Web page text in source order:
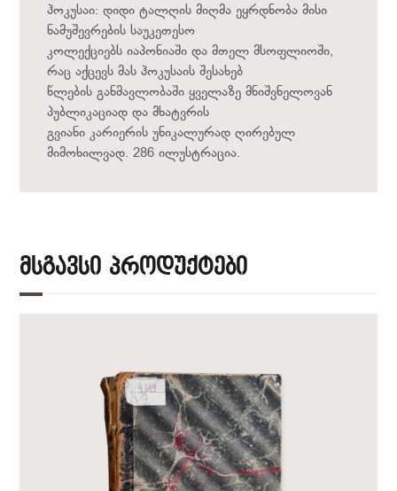
ჰოკუსაი: დიდი ტალღის მიღმა ეყრდნობა მისი
ნამუშევრების საუკეთესო
კოლექციებს იაპონიაში და მთელ მსოფლიოში,
რაც აქცევს მას ჰოკუსაის შესახებ
წლების განმავლობაში ყველაზე მნიშვნელოვან
პუბლიკაციად და მხატვრის
გვიანი კარიერის უნიკალურად ღირებულ
მიმოხილვად. 286 ილუსტრაცია.
Მსგავსი Პროდუქტები